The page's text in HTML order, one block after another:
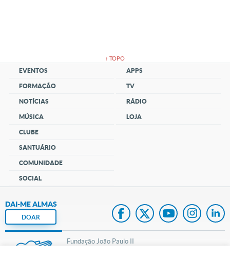
↑ TOPO
EVENTOS
FORMAÇÃO
NOTÍCIAS
MÚSICA
CLUBE
SANTUÁRIO
COMUNIDADE
SOCIAL
APPS
TV
RÁDIO
LOJA
DAI-ME ALMAS
DOAR
Fundação João Paulo II